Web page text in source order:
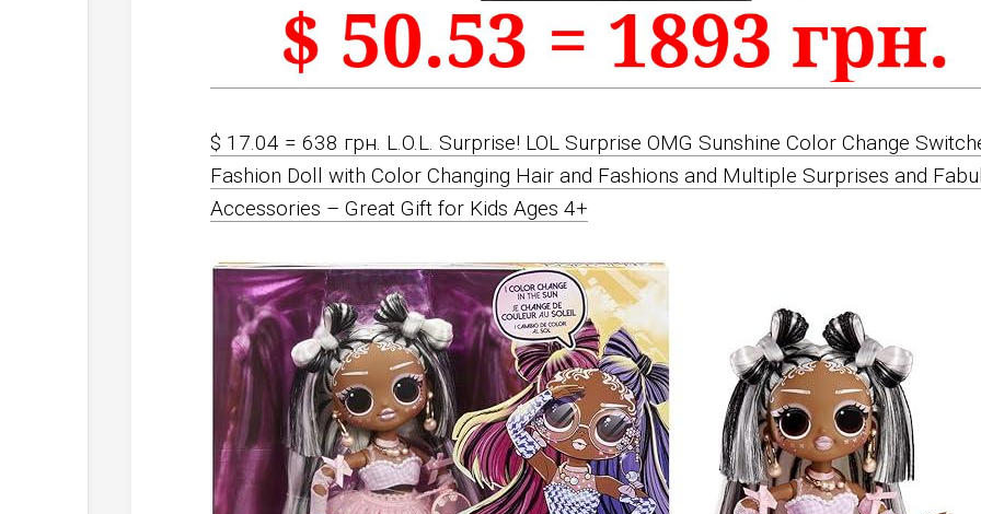
$ 17.04 = 638 грн. L.O.L. Surprise! LOL Surprise OMG Sunshine Color Change
Fashion Doll with Color Changing Hair and Fashions and Multiple Surprises and
Accessories – Great Gift for Kids Ages 4+